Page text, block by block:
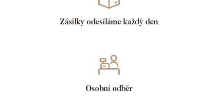
Zásilky odesíláme každý den
Osobní odběr